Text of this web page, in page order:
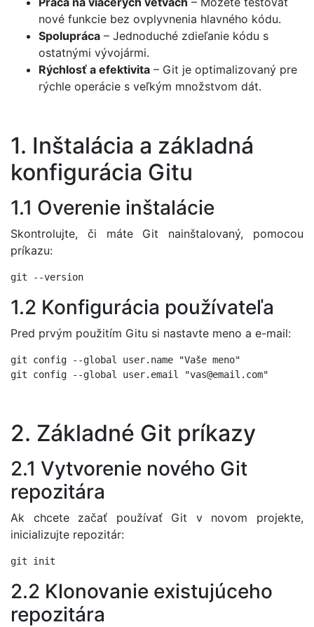
nové funkcie bez ovplyvnenia hlavného kódu.
Spolupráca – Jednoduché zdieľanie kódu s
ostatnými vývojármi.
Rýchlosť a efektivita – Git je optimalizovaný pre
rýchle operácie s veľkým množstvom dát.
1. Inštalácia a základná
konfigurácia Gitu
1.1 Overenie inštalácie
Skontrolujte, či máte Git nainštalovaný, pomocou
príkazu:
1.2 Konfigurácia používateľa
Pred prvým použitím Gitu si nastavte meno a e-mail:
git config --global user.name "Vaše meno"
2. Základné Git príkazy
2.1 Vytvorenie nového Git
repozitára
Ak chcete začať používať Git v novom projekte,
inicializujte repozitár:
2.2 Klonovanie existujúceho
repozitára